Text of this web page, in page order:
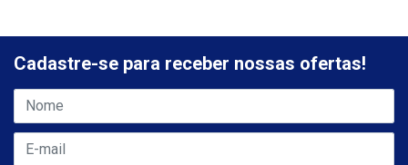
Cadastre-se para receber nossas ofertas!